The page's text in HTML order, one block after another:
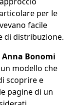
per le
facile
di distribuzione.
Bonomi
modello che
scoprire e
pagine di un